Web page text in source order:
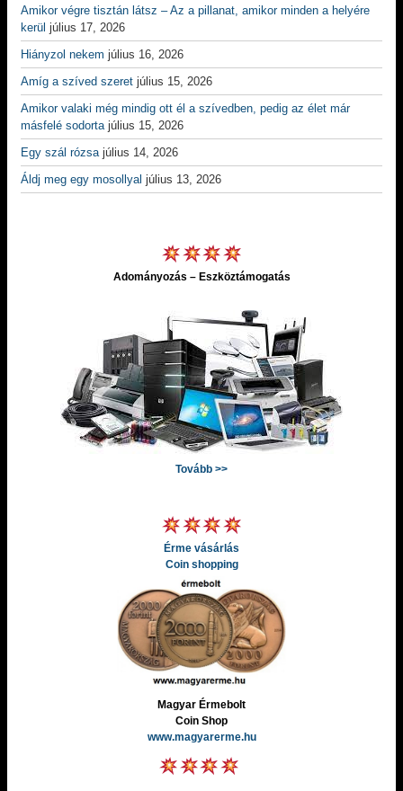
Amikor végre tisztán látsz – Az a pillanat, amikor minden a helyére
kerül július 17, 2026
Hiányzol nekem július 16, 2026
Amíg a szíved szeret július 15, 2026
Amikor valaki még mindig ott él a szívedben, pedig az élet már
másfelé sodorta július 15, 2026
Egy szál rózsa július 14, 2026
Áldj meg egy mosollyal július 13, 2026
Adományozás – Eszköztámogatás
Tovább >>
Érme vásárlás
Coin shopping
Magyar Érmebolt
Coin Shop
www.magyarerme.hu